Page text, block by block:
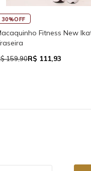
30%OFF
Fitness New
159,90R$ 111,93